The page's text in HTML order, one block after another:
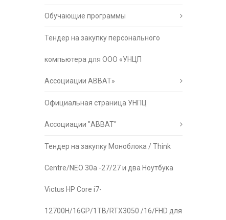
Обучающие программы
Тендер на закупку персонального
компьютера для ООО «УНЦП
Ассоциации АВВАТ»
Официальная страница УНПЦ
Ассоциации "АВВАТ"
Тендер на закупку Моноблока / Think
Centre/NEO 30a -27/27 и два Ноутбука
Victus HP Core i7-
12700H/16GP/1TB/RTX3050 /16/FHD для